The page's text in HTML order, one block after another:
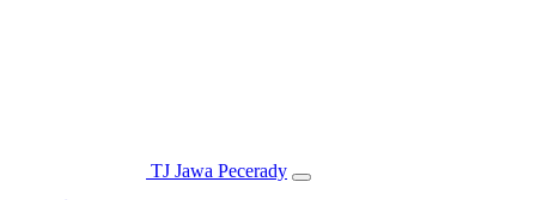
TJ Jawa Pecerady